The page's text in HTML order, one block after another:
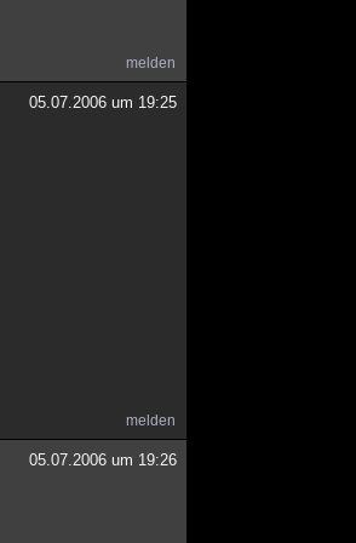
melden
05.07.2006 um 19:25
melden
05.07.2006 um 19:26